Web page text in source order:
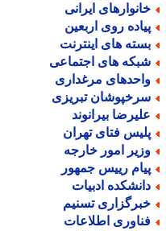
ایرانی
روی اربعین
های اینترنت
های اجتماعی
مرغداری
تبریزی
بیرانوند
فتای تهران
امور خارجه
رییس جمهور
ادبیات
تسنیم
اطلاعات